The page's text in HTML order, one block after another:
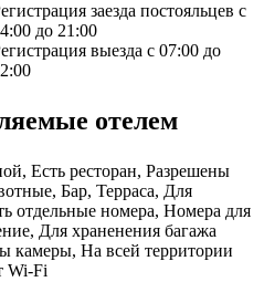
заезда постояльцев с
до 21:00
выезда с 07:00 до
отелем
Есть ресторан, Разрешены
Бар, Терраса, Для
отдельные номера, Номера для
Для храненения багажа
камеры, На всей территории
Wi-Fi